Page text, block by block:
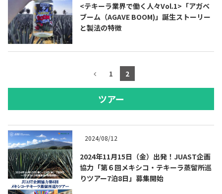
<テキーラ業界で働く人々Vol.1>「アガベ
ブーム（AGAVE BOOM)」誕生ストーリー
と製法の特徴
1 2
ツアー
2024/08/12
2024年11月15日（金）出発！JUAST企画
協力「第６回メキシコ・テキーラ蒸留所巡
りツアー7泊8日」募集開始